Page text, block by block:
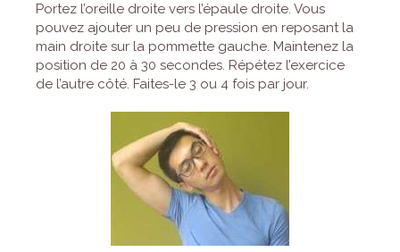
Portez l’oreille droite vers l’épaule droite. Vous
pouvez ajouter un peu de pression en reposant la
main droite sur la pommette gauche. Maintenez la
position de 20 à 30 secondes. Répétez l’exercice
de l’autre côté. Faites-le 3 ou 4 fois par jour.